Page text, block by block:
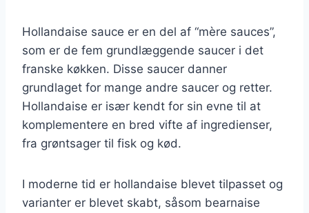
Hollandaise sauce er en del af “mère sauces”,
som er de fem grundlæggende saucer i det
franske køkken. Disse saucer danner
grundlaget for mange andre saucer og retter.
Hollandaise er især kendt for sin evne til at
komplementere en bred vifte af ingredienser,
fra grøntsager til fisk og kød.
I moderne tid er hollandaise blevet tilpasset og
varianter er blevet skabt, såsom bearnaise